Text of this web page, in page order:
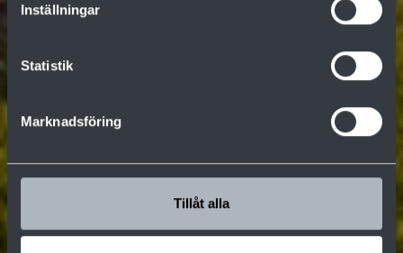
Inställningar
Statistik
Marknadsföring
Tillåt alla